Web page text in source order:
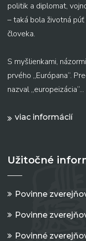
politik a diplomat,
– taká bola životná
človeka.
S myšlienkami,
prvého „Európana“.
nazval „europeizácia“...
viac informácií
Užitočné
Povinne
Povinne
Povinné